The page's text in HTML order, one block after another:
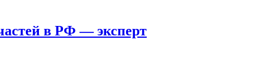
в РФ — эксперт